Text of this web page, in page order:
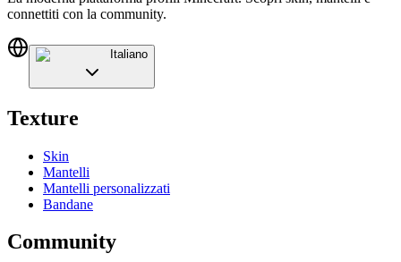
connettiti con la community.
Italiano
Texture
Skin
Mantelli
Mantelli personalizzati
Bandane
Community